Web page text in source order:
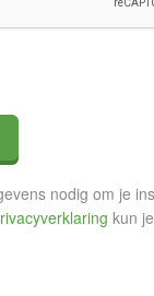
nodig om je
kun